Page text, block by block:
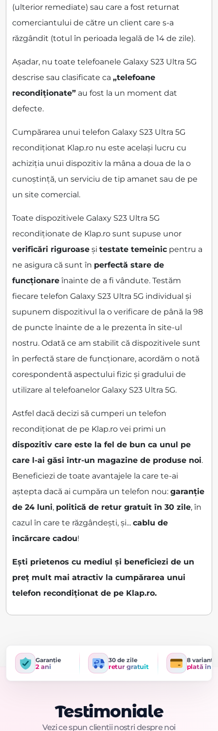
(ulterior remediate) sau care a fost returnat
comerciantului de către un client care s-a
răzgândit (totul în perioada legală de 14 de zile).
Așadar, nu toate telefoanele Galaxy S23 Ultra 5G
descrise sau clasificate ca „telefoane
recondiționate” au fost la un moment dat
defecte.
Cumpărarea unui telefon Galaxy S23 Ultra 5G
recondiționat Klap.ro nu este același lucru cu
achiziția unui dispozitiv la mâna a doua de la o
cunoștință, un serviciu de tip amanet sau de pe
un site comercial.
Toate dispozitivele Galaxy S23 Ultra 5G
recondiționate de Klap.ro sunt supuse unor
verificări riguroase și testate temeinic pentru a
ne asigura că sunt în perfectă stare de
funcționare înainte de a fi vândute. Testăm
fiecare telefon Galaxy S23 Ultra 5G individual și
supunem dispozitivul la o verificare de până la 98
de puncte înainte de a le prezenta în site-ul
nostru. Odată ce am stabilit că dispozitivele sunt
în perfectă stare de funcționare, acordăm o notă
corespondentă aspectului fizic și gradului de
utilizare al telefoanelor Galaxy S23 Ultra 5G.
Astfel dacă decizi să cumperi un telefon
recondiționat de pe Klap.ro vei primi un
dispozitiv care este la fel de bun ca unul pe
care l-ai găsi într-un magazine de produse noi.
Beneficiezi de toate avantajele la care te-ai
aștepta dacă ai cumpăra un telefon nou: garanție
de 24 luni, politică de retur gratuit în 30 zile, în
cazul în care te răzgândești, și... cablu de
încărcare cadou!
Ești prietenos cu mediul și beneficiezi de un
preț mult mai atractiv la cumpărarea unui
telefon recondiționat de pe Klap.ro.
Garanție
2 ani
30 de zile
retur gratuit
8 variante
plată în
Testimoniale
Vezi ce spun clienții noștri despre noi